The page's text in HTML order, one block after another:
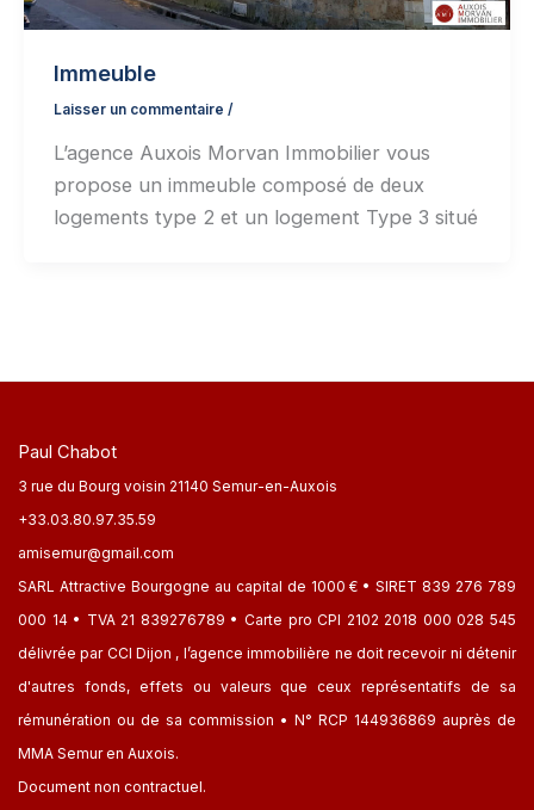
Immeuble
Laisser un commentaire /
L’agence Auxois Morvan Immobilier vous
propose un immeuble composé de deux
logements type 2 et un logement Type 3 situé
Paul Chabot
3 rue du Bourg voisin 21140 Semur-en-Auxois
+33.03.80.97.35.59
amisemur@gmail.com
SARL Attractive Bourgogne au capital de 1000 € • SIRET 839 276 789
000 14 • TVA 21 839276789 • Carte pro CPI 2102 2018 000 028 545
délivrée par CCI Dijon , l’agence immobilière ne doit recevoir ni détenir
d'autres fonds, effets ou valeurs que ceux représentatifs de sa
rémunération ou de sa commission • N° RCP 144936869 auprès de
MMA Semur en Auxois.
Document non contractuel.